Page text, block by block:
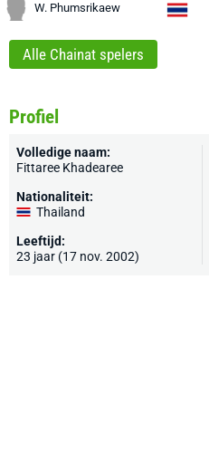
W. Phumsrikaew
Alle Chainat spelers
Profiel
Volledige naam:
Fittaree Khadearee
Nationaliteit:
Thailand
Leeftijd:
23 jaar (17 nov. 2002)